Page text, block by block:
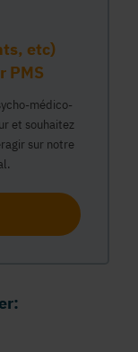
etc)
PMS
médico-
et souhaitez
sur notre